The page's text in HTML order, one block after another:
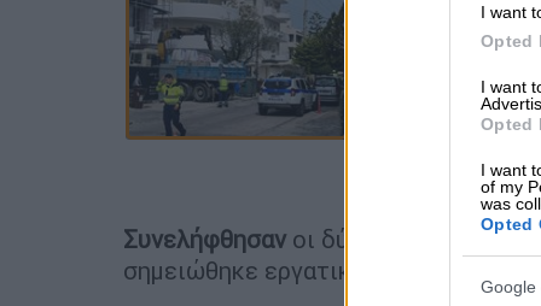
I want
Opted
I want
Opted
I want
of my
was
Opted
Google
Συνελήφθησαν οι δύο εργολάβοιτης
σημειώθηκε εργατικό δυστύχημα.